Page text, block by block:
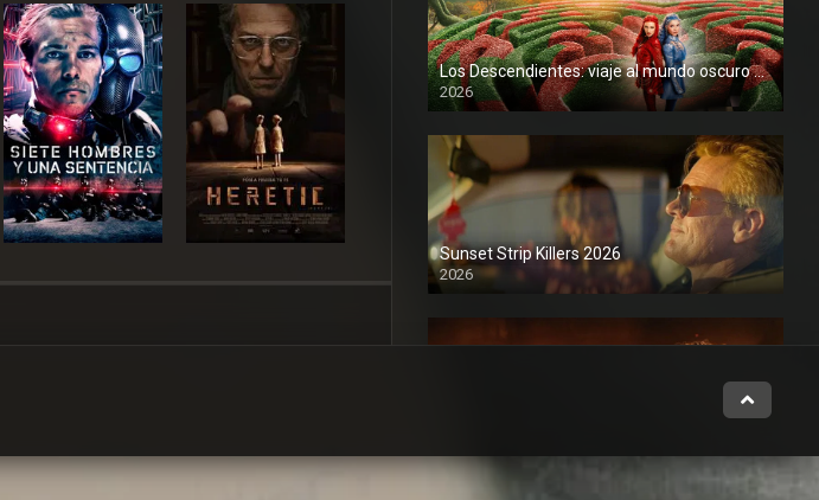
Los Descendientes: viaje al mundo oscuro 2026
2026
1080P
Sunset Strip Killers 2026
2026
1080P
2026
1080P